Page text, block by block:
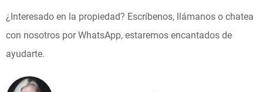
¿Interesado en la propiedad? Escríbenos, llámanos o chatea
con nosotros por WhatsApp, estaremos encantados de
ayudarte.